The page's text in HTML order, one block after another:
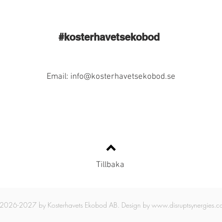
#kosterhavetsekobod
Email: info@kosterhavetsekobod.se
Tillbaka
2027 by Kosterhavets Ekobod AB. Design by